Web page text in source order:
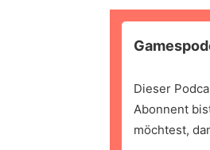
Dieser
Abonnent
möchtest,